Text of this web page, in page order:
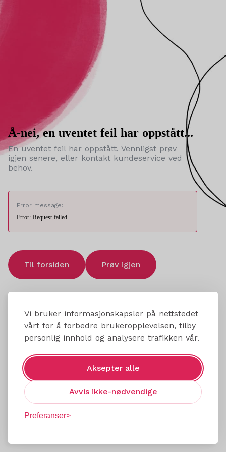
Vi bruker informasjonskapsler på nettstedet
vårt for å forbedre brukeropplevelsen, tilby
personlig innhold og analysere trafikken vår.
Aksepter alle
Avvis ikke-nødvendige
Preferanser
Å-nei, en uventet feil har oppstått...
En uventet feil har oppstått. Vennligst prøv
igjen senere, eller kontakt kundeservice ved
behov.
Error message:
Error: Request failed
Til forsiden Prøv igjen